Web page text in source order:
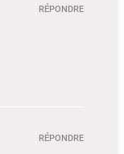
RÉPONDRE
RÉPONDRE